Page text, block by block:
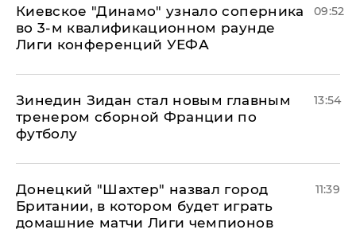
Киевское "Динамо" узнало соперника
во 3-м квалификационном раунде
Лиги конференций УЕФА
09:52
Зинедин Зидан стал новым главным
тренером сборной Франции по
футболу
13:54
Донецкий "Шахтер" назвал город
Британии, в котором будет играть
домашние матчи Лиги чемпионов
11:39